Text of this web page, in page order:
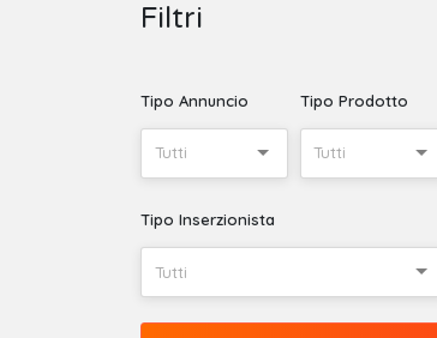
Filtri
Tipo Annuncio
Tutti
Tipo Prodotto
Tutti
Tipo Inserzionista
Tutti